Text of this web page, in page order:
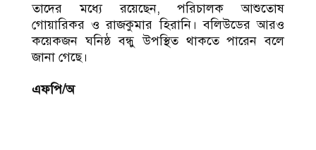
তাদের মধ্যে রয়েছেন, পরিচালক আশুতোষ
গোয়ারিকর ও রাজকুমার হিরানি। বলিউডের আরও
কয়েকজন ঘনিষ্ঠ বন্ধু উপস্থিত থাকতে পারেন বলে
জানা গেছে।
এফপি/অ